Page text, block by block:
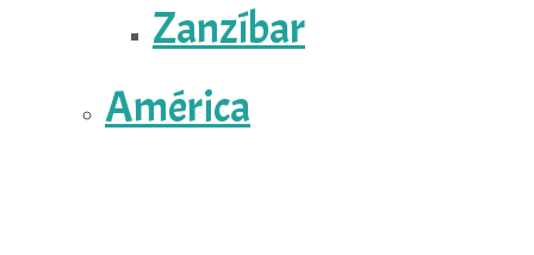
Zanzíbar
América